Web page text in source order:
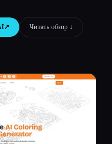
↗︎ Читать обзор ↓︎